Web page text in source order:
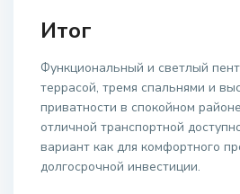
Итог
Функциональный и светлый
террасой, тремя спальнями и
приватности в спокойном
отличной транспортной
вариант как для комфортного
долгосрочной инвестиции.